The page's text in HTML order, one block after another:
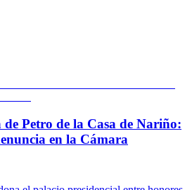
de Petro de la Casa de Nariño:
en la Cámara